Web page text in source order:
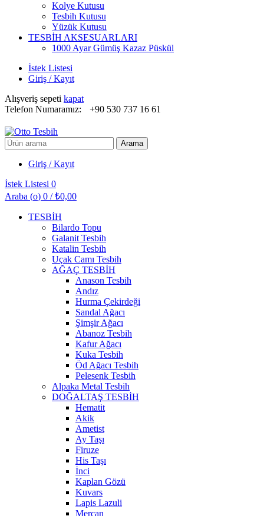
Kolye Kutusu
Tesbih Kutusu
Yüzük Kutusu
TESBİH AKSESUARLARI
1000 Ayar Gümüş Kazaz Püskül
İstek Listesi
Giriş / Kayıt
Alışveriş sepeti kapat
Telefon Numaramız:
+90 530 737 16 61
Arayın: Arama
Giriş / Kayıt
İstek Listesi 0
Araba (o) 0 / ₺0,00
TESBİH
Bilardo Topu
Galanit Tesbih
Katalin Tesbih
Uçak Camı Tesbih
AĞAÇ TESBİH
Anason Tesbih
Andız
Hurma Çekirdeği
Sandal Ağacı
Şimşir Ağacı
Abanoz Tesbih
Kafur Ağacı
Kuka Tesbih
Öd Ağacı Tesbih
Pelesenk Tesbih
Alpaka Metal Tesbih
DOĞALTAŞ TESBİH
Hematit
Akik
Ametist
Ay Taşı
Firuze
His Taşı
İnci
Kaplan Gözü
Kuvars
Lapis Lazuli
Mercan